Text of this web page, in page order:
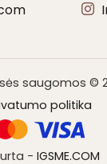
saugomos ©
politika
- IGSME.COM